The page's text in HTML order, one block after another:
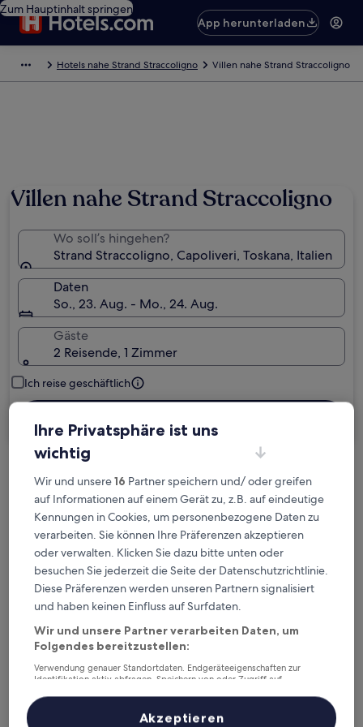
Zum Hauptinhalt springen
App herunterladen
Hotels nahe Strand Straccoligno Villen nahe Strand Straccoligno
Villen nahe Strand Straccoligno
Wo soll’s hingehen?
Strand Straccoligno, Capoliveri, Toskana, Italien
Daten
So., 23. Aug. - Mo., 24. Aug.
Gäste
2 Reisende, 1 Zimmer
Ich reise geschäftlich
Kostenlose Stornierung bei
Planänderungen
Verdiene Prämien für jede
wahrgenommene Übernachtung
Mehr sparen mit Preisen für Mitglieder
Überprüfe die Preise für diese Daten
Nächstes Wochenende
14. Aug. - 16. Aug.
21. Aug. - 23. Aug.
Ihre Privatsphäre ist uns
wichtig
Wir und unsere16 Partner speichern und/ oder greifen
auf Informationen auf einem Gerät zu, z.B. auf eindeutige
Kennungen in Cookies, um personenbezogene Daten zu
verarbeiten. Sie können Ihre Präferenzen akzeptieren
oder verwalten. Klicken Sie dazu bitte unten oder
besuchen Sie jederzeit die Seite der Datenschutzrichtlinie.
Diese Präferenzen werden unseren Partnern signalisiert
und haben keinen Einfluss auf Surfdaten.
Wir und unsere Partner verarbeiten Daten, um
Folgendes bereitzustellen:
Verwendung genauer Standortdaten. Endgeräteeigenschaften zur
Identifikation aktiv abfragen. Speichern von oder Zugriff auf
Inhalte, Messung von Werbeleistung und der Performance von Inhalten,
Zielgruppenforschung sowie Entwicklung und Verbesserung von
Akzeptieren